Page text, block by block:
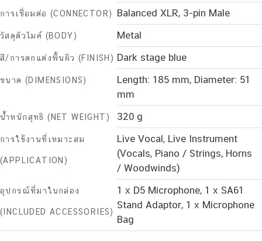
การเชื่อมต่อ (CONNECTOR) Balanced XLR, 3-pin Male
วัสดุตัวไมค์ (BODY) Metal
สี/การตกแต่งพื้นผิว (FINISH) Dark stage blue
ขนาด (DIMENSIONS)
Length: 185 mm, Diameter: 51
mm
น้ำหนักสุทธิ (NET WEIGHT) 320 g
การใช้งานที่เหมาะสม
(APPLICATION)
Live Vocal, Live Instrument
(Vocals, Piano / Strings, Horns
/ Woodwinds)
อุปกรณ์ที่มาในกล่อง
(INCLUDED ACCESSORIES)
1 x D5 Microphone, 1 x SA61
Stand Adaptor, 1 x Microphone
Bag